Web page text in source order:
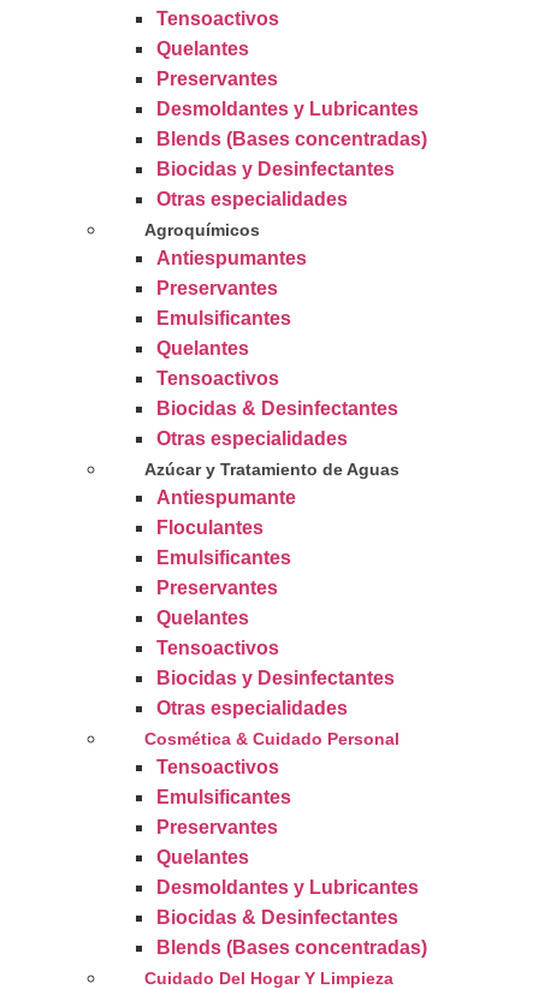
Tensoactivos
Quelantes
Preservantes
Desmoldantes y Lubricantes
Blends (Bases concentradas)
Biocidas y Desinfectantes
Otras especialidades
Agroquímicos
Antiespumantes
Preservantes
Emulsificantes
Quelantes
Tensoactivos
Biocidas & Desinfectantes
Otras especialidades
Azúcar y Tratamiento de Aguas
Antiespumante
Floculantes
Emulsificantes
Preservantes
Quelantes
Tensoactivos
Biocidas y Desinfectantes
Otras especialidades
Cosmética & Cuidado Personal
Tensoactivos
Emulsificantes
Preservantes
Quelantes
Desmoldantes y Lubricantes
Biocidas & Desinfectantes
Blends (Bases concentradas)
Cuidado Del Hogar Y Limpieza